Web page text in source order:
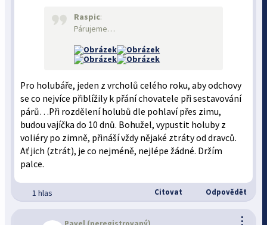
Raspic:
Párujeme…
Pro holubáře, jeden z vrcholů celého roku, aby odchovy
se co nejvíce přiblížily k přání chovatele při sestavování
párů…Při rozdělení holubů dle pohlaví přes zimu,
budou vajíčka do 10 dnů. Bohužel, vypustit holuby z
voliéry po zimně, přináší vždy nějaké ztráty od dravců.
Ať jich (ztrát), je co nejméně, nejlépe žádné. Držím
palce.
1 hlas Citovat Odpovědět
⋮